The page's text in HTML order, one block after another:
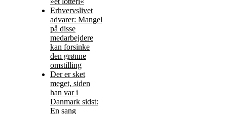
Erhvervslivet
advarer: Mangel
på disse
medarbejdere
kan forsinke
den grønne
omstilling
Der er sket
meget, siden
han var i
Danmark sidst:
En sang